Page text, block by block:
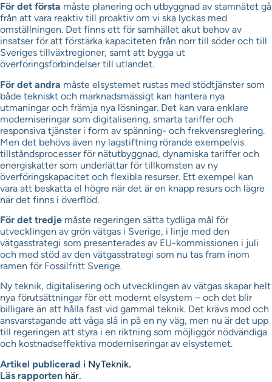
För det första måste planering och utbyggnad av stamnätet gå
från att vara reaktiv till proaktiv om vi ska lyckas med
omställningen. Det finns ett för samhället akut behov av
insatser för att förstärka kapaciteten från norr till söder och till
Sveriges tillväxtregioner, samt att bygga ut
överföringsförbindelser till utlandet.
För det andra måste elsystemet rustas med stödtjänster som
både tekniskt och marknadsmässigt kan hantera nya
utmaningar och främja nya lösningar. Det kan vara enklare
moderniseringar som digitalisering, smarta tariffer och
responsiva tjänster i form av spänning- och frekvensreglering.
Men det behövs även ny lagstiftning rörande exempelvis
tillståndsprocesser för nätutbyggnad, dynamiska tariffer och
energiskatter som underlättar för tillkomsten av ny
överföringskapacitet och flexibla resurser. Ett exempel kan
vara att beskatta el högre när det är en knapp resurs och lägre
när det finns i överflöd.
För det tredje måste regeringen sätta tydliga mål för
utvecklingen av grön vätgas i Sverige, i linje med den
vätgasstrategi som presenterades av EU-kommissionen i juli
och med stöd av den vätgasstrategi som nu tas fram inom
ramen för Fossilfritt Sverige.
Ny teknik, digitalisering och utvecklingen av vätgas skapar helt
nya förutsättningar för ett modernt elsystem – och det blir
billigare än att hålla fast vid gammal teknik. Det krävs mod och
ansvarstagande att våga slå in på en ny väg, men nu är det upp
till regeringen att styra i en riktning som möjliggör nödvändiga
och kostnadseffektiva moderniseringar av elsystemet.
Artikel publicerad i NyTeknik.
Läs rapporten här.